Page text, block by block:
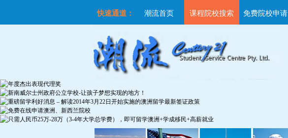
快速通道： 潮流首页 课程院校搜索 免费院校申请